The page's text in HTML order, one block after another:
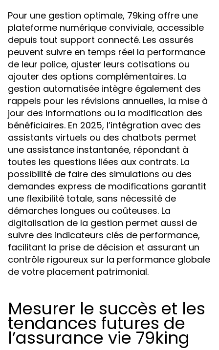
Pour une gestion optimale, 79king offre une
plateforme numérique conviviale, accessible
depuis tout support connecté. Les assurés
peuvent suivre en temps réel la performance
de leur police, ajuster leurs cotisations ou
ajouter des options complémentaires. La
gestion automatisée intègre également des
rappels pour les révisions annuelles, la mise à
jour des informations ou la modification des
bénéficiaires. En 2025, l’intégration avec des
assistants virtuels ou des chatbots permet
une assistance instantanée, répondant à
toutes les questions liées aux contrats. La
possibilité de faire des simulations ou des
demandes express de modifications garantit
une flexibilité totale, sans nécessité de
démarches longues ou coûteuses. La
digitalisation de la gestion permet aussi de
suivre des indicateurs clés de performance,
facilitant la prise de décision et assurant un
contrôle rigoureux sur la performance globale
de votre placement patrimonial.
Mesurer le succès et les
tendances futures de
l’assurance vie 79king